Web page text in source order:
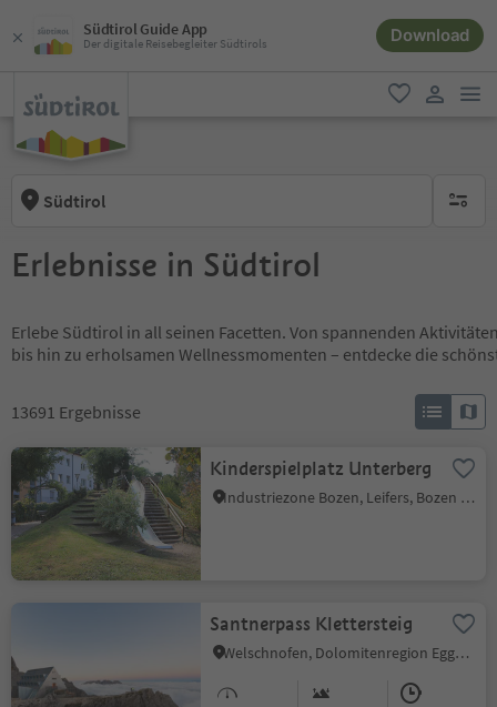
Südtirol Guide App
Der digitale Reisebegleiter Südtirols Download
favorit
Südtirol keine
Erlebnisse in Südtirol
Erlebe Südtirol in all seinen Facetten. Von spannenden
bis hin zu erholsamen Wellnessmomenten – entdecke die
13691 Ergebnisse
Kinderspielplatz Unterberg
Industriezone Bozen, Leifers, Bozen und Umgebung
Santnerpass Klettersteig
Welschnofen, Dolomitenregion Eggental